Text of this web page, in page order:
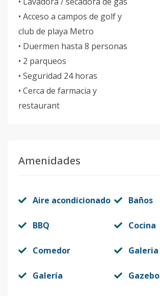
• Acceso a campos de golf y
club de playa Metro
• Duermen hasta 8 personas
• 2 parqueos
• Seguridad 24 horas
• Cerca de farmacia y
restaurant
Amenidades
Aire acondicionado Baños
BBQ Cocina
Comedor Galeri­a
Galería Gazebo